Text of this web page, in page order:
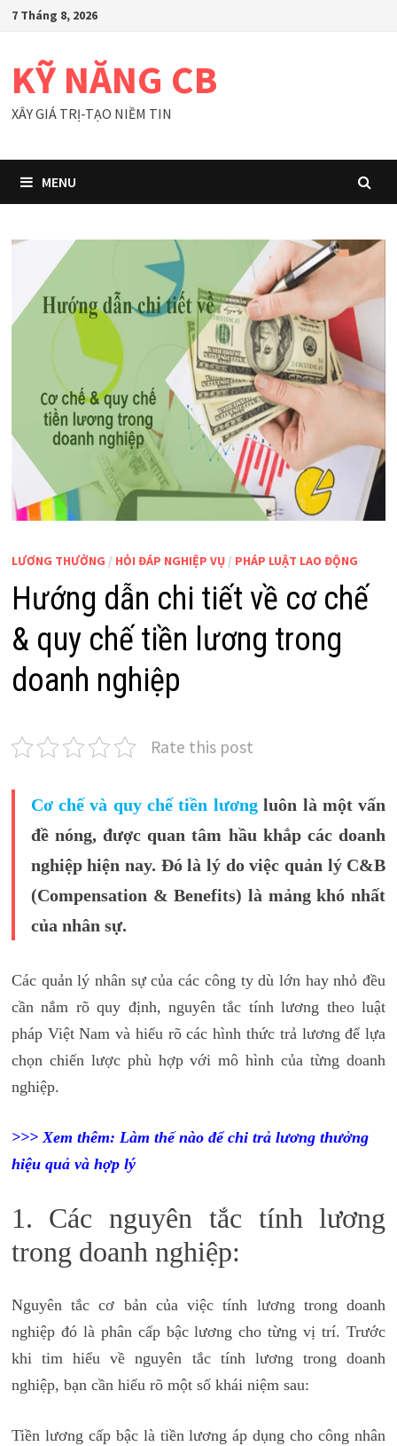
Skip
content
7 Tháng 8, 2026
KỸ NĂNG CB
XÂY GIÁ TRỊ-TẠO NIỀM TIN
MENU
LƯƠNG THƯỞNG / HỎI ĐÁP NGHIỆP VỤ/ PHÁP LUẬT LAO ĐỘNG
Hướng dẫn chi tiết về cơ chế
& quy chế tiền lương trong
doanh nghiệp
Rate this post
Cơ chế và quy chế tiền lươngluôn là một vấn
đề nóng, được quan tâm hầu khắp các doanh
nghiệp hiện nay. Đó là lý do việc quản lý C&B
(Compensation & Benefits) là mảng khó nhất
của nhân sự.
Các quản lý nhân sự của các công ty dù lớn hay nhỏ đều
cần nắm rõ quy định, nguyên tắc tính lương theo luật
pháp Việt Nam và hiểu rõ các hình thức trả lương để lựa
chọn chiến lược phù hợp với mô hình của từng doanh
nghiệp.
>>> Xem thêm: Làm thế nào để chi trả lương thưởng
hiệu quả và hợp lý
1. Các nguyên tắc tính lương
trong doanh nghiệp:
Nguyên tắc cơ bản của việc tính lương trong doanh
nghiệp đó là phân cấp bậc lương cho từng vị trí. Trước
khi tim hiểu về nguyên tắc tính lương trong doanh
nghiệp, bạn cần hiểu rõ một số khái niệm sau:
Tiền lương cấp bậc là tiền lương áp dụng cho công nhân